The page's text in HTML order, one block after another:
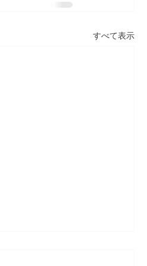
すべて表示